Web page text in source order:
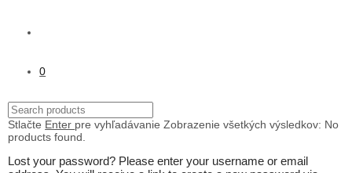
0
Stlačte Enter pre vyhľadávanie Zobrazenie všetkých výsledkov: No
products found.
Lost your password? Please enter your username or email